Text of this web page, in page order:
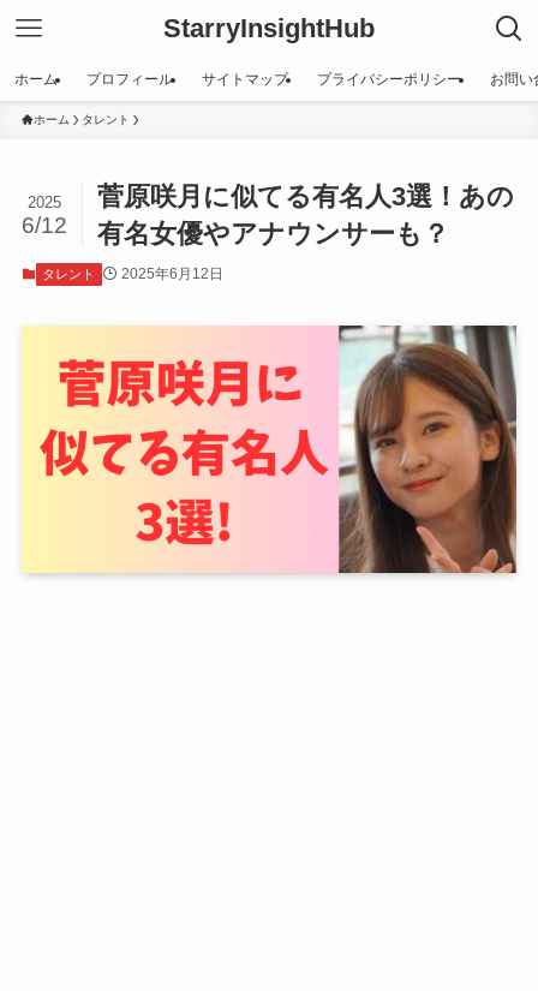
StarryInsightHub
ホーム プロフィール サイトマップ プライバシーポリシー お問い
ホーム タレント
菅原咲月に似てる有名人3選！あの
有名女優やアナウンサーも？
2025
6/12
タレント 2025年6月12日